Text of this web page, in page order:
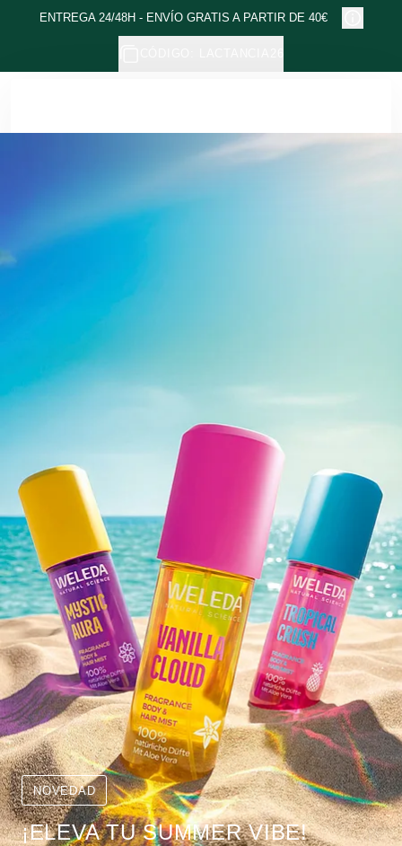
Ir al contenido principal
ENTREGA 24/48H - ENVÍO GRATIS A PARTIR DE 40€
NOVEDAD
¡ELEVA TU SUMMER VIBE!